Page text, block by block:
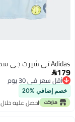
Adidas تي شيرت جي سمي
179
أقل سعر في 30 يوم
أقل سعر في 30 يوم
خصم إضافي %20
احصل عليه خلال